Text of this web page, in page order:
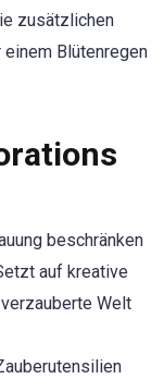
zusätzlichen
einem Blütenregen
beschränken
auf kreative
Welt